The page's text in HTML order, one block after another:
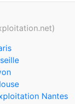
Nantes